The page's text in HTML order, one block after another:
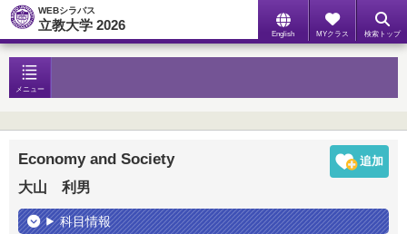
WEBシラバス
立教大学 2026
English MYクラス 検索トップ
メニュー
Economy and Society
大山 利男
科目情報